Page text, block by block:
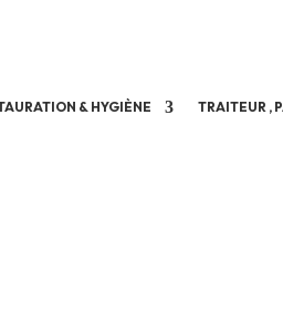
& HYGIÈNE TRAITEUR ,